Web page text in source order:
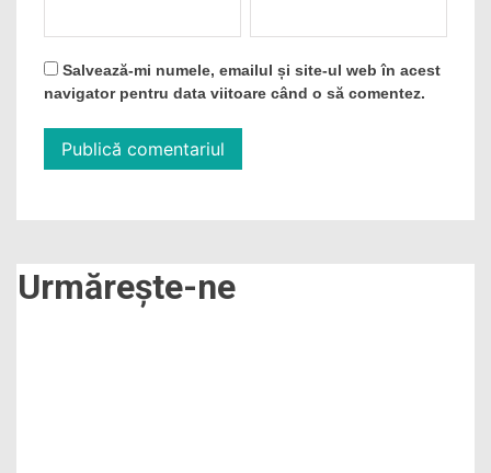
Salvează-mi numele, emailul și site-ul web în acest
navigator pentru data viitoare când o să comentez.
Urmărește-ne